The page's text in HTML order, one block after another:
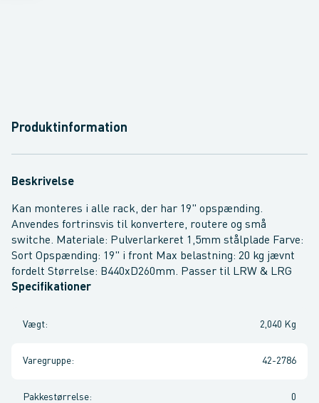
Produktinformation
Beskrivelse
Kan monteres i alle rack, der har 19" opspænding.
Anvendes fortrinsvis til konvertere, routere og små
switche. Materiale: Pulverlarkeret 1,5mm stålplade Farve:
Sort Opspænding: 19" i front Max belastning: 20 kg jævnt
fordelt Størrelse: B440xD260mm. Passer til LRW & LRG
Specifikationer
Vægt: 2,040 Kg
Varegruppe: 42-2786
Pakkestørrelse: 0